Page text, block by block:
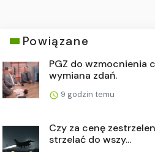
Powiązane
PGZ do wzmocnienia
wymiana zdań.
9 godzin temu
Czy za cenę
strzelać do wszy...